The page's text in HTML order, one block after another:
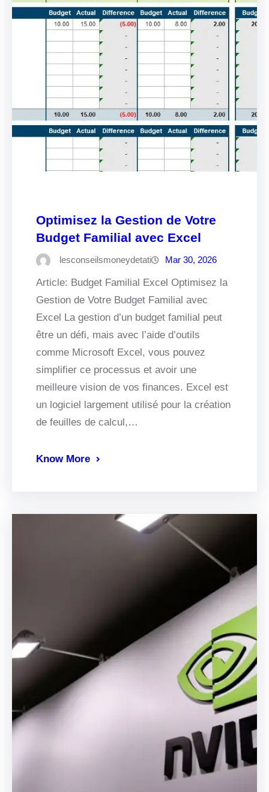
Optimisez la Gestion de Votre
Budget Familial avec Excel
lesconseilsmoneydetati Mar 30, 2026
Article: Budget Familial Excel Optimisez la
Gestion de Votre Budget Familial avec
Excel La gestion d’un budget familial peut
être un défi, mais avec l’aide d’outils
comme Microsoft Excel, vous pouvez
simplifier ce processus et avoir une
meilleure vision de vos finances. Excel est
un logiciel largement utilisé pour la création
de feuilles de calcul,…
Know More